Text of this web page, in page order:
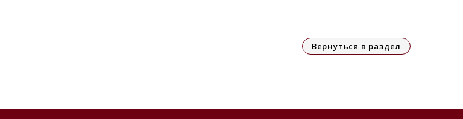
Вернуться в раздел